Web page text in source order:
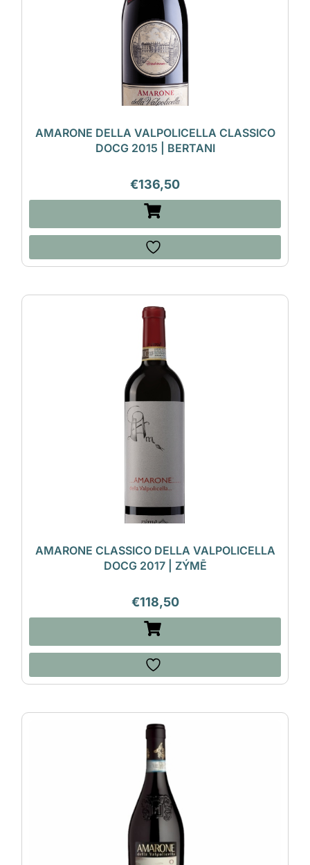
AMARONE DELLA VALPOLICELLA CLASSICO
DOCG 2015 | BERTANI
€136,50
AMARONE CLASSICO DELLA VALPOLICELLA
DOCG 2017 | ZÝMĒ
€118,50